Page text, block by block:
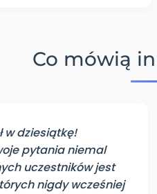
Co mówią
w dziesiątkę!
pytania niemal
uczestników jest
nigdy wcześniej